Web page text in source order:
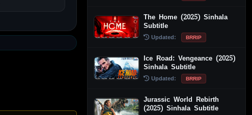
The Home (2025) Sinhala
Subtitle
Updated: BRRIP
Ice Road: Vengeance (2025)
Sinhala Subtitle
Updated: BRRIP
Jurassic World Rebirth
(2025) Sinhala Subtitle